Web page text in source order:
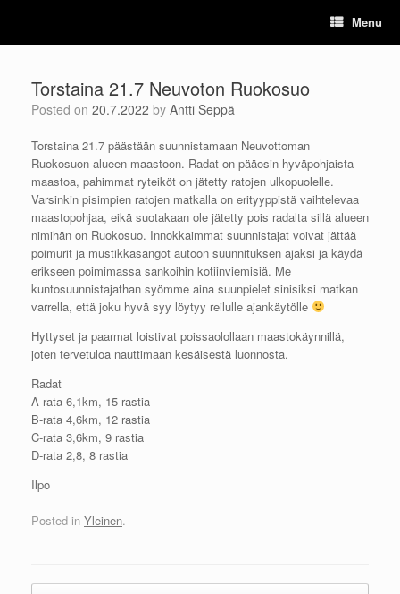
content
Menu
Torstaina 21.7 Neuvoton Ruokosuo
Posted on 20.7.2022 by Antti Seppä
Torstaina 21.7 päästään suunnistamaan Neuvottoman
Ruokosuon alueen maastoon. Radat on pääosin hyväpohjaista
maastoa, pahimmat ryteiköt on jätetty ratojen ulkopuolelle.
Varsinkin pisimpien ratojen matkalla on erityyppistä vaihtelevaa
maastopohjaa, eikä suotakaan ole jätetty pois radalta sillä alueen
nimihän on Ruokosuo. Innokkaimmat suunnistajat voivat jättää
poimurit ja mustikkasangot autoon suunnituksen ajaksi ja käydä
erikseen poimimassa sankoihin kotiinviemisiä. Me
kuntosuunnistajathan syömme aina suunpielet sinisiksi matkan
varrella, että joku hyvä syy löytyy reilulle ajankäytölle
Hyttyset ja paarmat loistivat poissaolollaan maastokäynnillä,
joten tervetuloa nauttimaan kesäisestä luonnosta.
Radat
A-rata 6,1km, 15 rastia
B-rata 4,6km, 12 rastia
C-rata 3,6km, 9 rastia
D-rata 2,8, 8 rastia
Ilpo
Posted in Yleinen.